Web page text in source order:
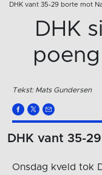
DHK vant 35-29 borte mot
DHK
Tekst: Mats Gundersen
DHK vant 35-
Onsdag kveld tok